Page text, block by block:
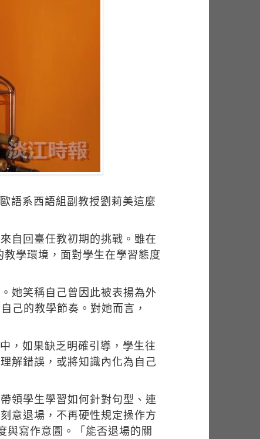
語系西語組副教授劉莉美這麼
自回臺任教初期的挑戰。雖在
學環境，面對學生在學習態度
她笑稱自己曾因此被表揚為外
己的教學節奏。對她而言，
，如果缺乏明確引導，學生往
解錯誤，或將知識內化為自己
領學生學習如何針對句型、連
意退場，不再硬性規定操作方
與寫作意圖。「能否退場的關